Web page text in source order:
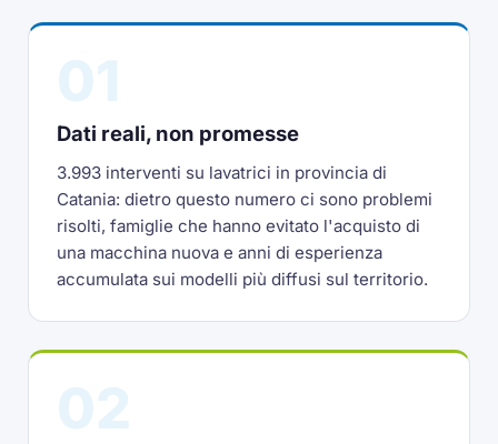
Dati reali, non promesse
3.993 interventi su lavatrici in provincia di
Catania: dietro questo numero ci sono problemi
risolti, famiglie che hanno evitato l'acquisto di
una macchina nuova e anni di esperienza
accumulata sui modelli più diffusi sul territorio.